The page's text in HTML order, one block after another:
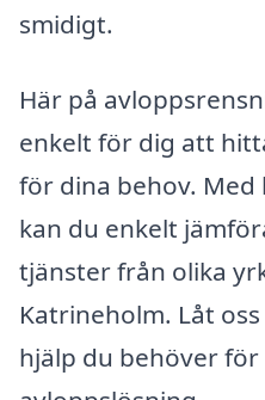
smidigt.
Här på
enkelt för dig att
för dina behov.
kan du enkelt
tjänster från olika
Katrineholm. Låt
hjälp du behöver